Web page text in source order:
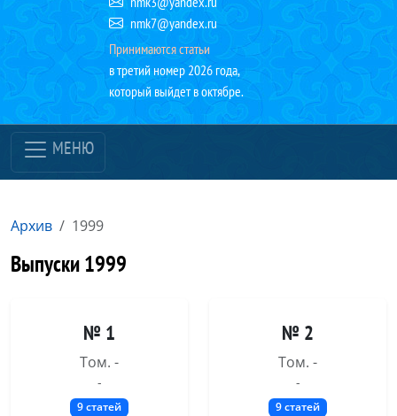
nmk7@yandex.ru
Принимаются статьи
в третий номер 2026 года,
который выйдет в октябре.
МЕНЮ
Архив 1999
Выпуски 1999
№ 1
Том. -
-
9 статей
№ 2
Том. -
-
9 статей